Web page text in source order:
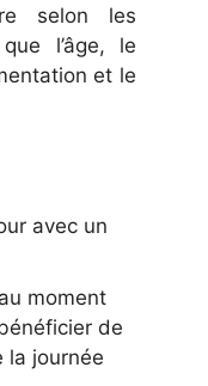
selon les
l’âge, le
et le
avec un
moment
de
la journée